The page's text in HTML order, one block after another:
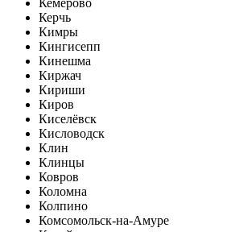
Керчь
Кимры
Кингисепп
Кинешма
Киржач
Кириши
Киров
Киселёвск
Кисловодск
Клин
Клинцы
Ковров
Коломна
Колпино
Комсомольск-на-Амуре